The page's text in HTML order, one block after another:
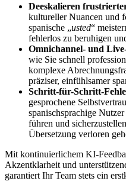
Deeskalieren
kultureller Nuancen und
spanische „usted“
fehlerlos zu beruhigen
Omnichannel- und
wie Sie schnell
komplexe
präziser, einfühlsamer
Schritt-für-Schritt-
gesprochene
spanischsprachige
führen und
Übersetzung verloren
Mit kontinuierlichem KI-
Akzentklarheit und
garantiert Ihr Team stets ein